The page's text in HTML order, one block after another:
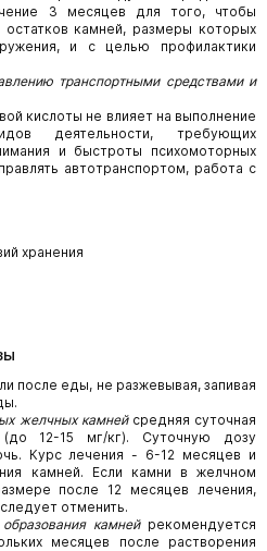
3 месяцев для того, чтобы
остатков камней, размеры которых
и с целью профилактики
транспортными средствами и
кислоты не влияет на выполнение
деятельности, требующих
и быстроты психомоторных
автотранспортом, работа с
хранения
после еды, не разжевывая, запивая
желчных камней средняя суточная
12-15 мг/кг). Суточную дозу
Курс лечения - 6-12 месяцев и
камней. Если камни в желчном
после 12 месяцев лечения,
отменить.
камнейрекомендуется
месяцев после растворения